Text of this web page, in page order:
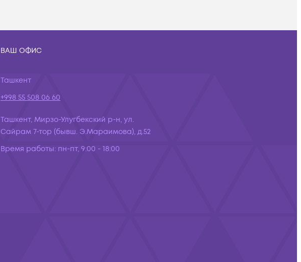
ВАШ ОФИС
Ташкент
+998 55 508 06 60
Ташкент, Мирзо-Улугбекский р-н, ул.
Сайрам 7-тор (бывш. Э.Мараимова), д.52
Время работы: пн-пт, 9:00 - 18:00